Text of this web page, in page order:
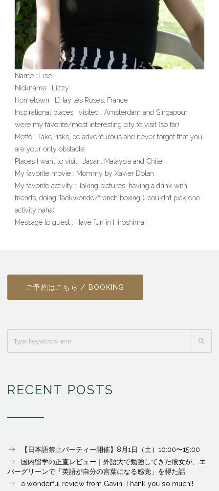
Name : Lise
Nickname : Lizzy
Hometown : L’Hay les Roses, France
Inspirational places I visited : Amsterdam and Singapour
were my favorite/most interesting city to visit (so far)
Motto : Take risks, be adventurous and never forget that you
are your only obstacle.
Places I want to visit : Japan, Malaysia and Chile
My favorite movie : Mommy by Xavier Dolan
My favorite activity : Taking pictures, having a drink with
friends, doing Taekwondo/french boxing (I couldn’t pick one
activity haha)
Message to guest : Have fun in Hiroshima !
ご予約はこちら / BOOKING
RECENT POSTS
【日本語禁止パーティー開催】8月1日（土）10:00〜15:00
国内留学の正直レビュー｜外語大で勉強してきた彼女が、エ
バーグリーンで「英語が自分の言葉になる感覚」を得た話
a wonderful review from Gavin. Thank you so much!!